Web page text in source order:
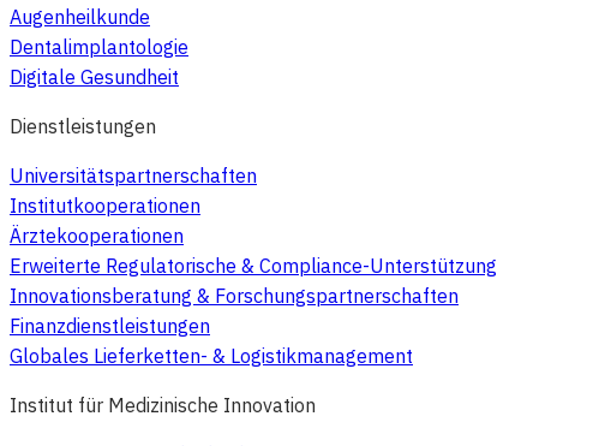
Augenheilkunde
Dentalimplantologie
Digitale Gesundheit
Dienstleistungen
Universitätspartnerschaften
Institutkooperationen
Ärztekooperationen
Erweiterte Regulatorische & Compliance-Unterstützung
Innovationsberatung & Forschungspartnerschaften
Finanzdienstleistungen
Globales Lieferketten- & Logistikmanagement
Institut für Medizinische Innovation